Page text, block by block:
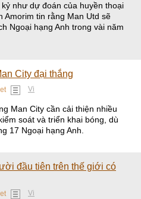
như dự đoán của huyền thoại
Amorim tin rằng Man Utd sẽ
Ngoại hạng Anh trong vài năm
City đại thắng
Vi
Man City cần cải thiện nhiều
soát và triển khai bóng, dù
17 Ngoại hạng Anh.
đầu tiên trên thế giới có
Vi